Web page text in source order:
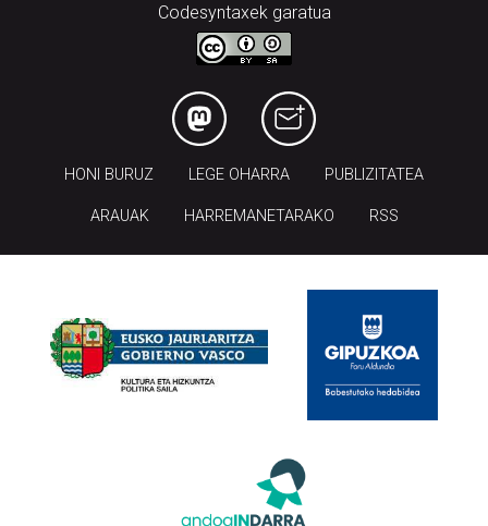
Codesyntaxek garatua
HONI BURUZ LEGE OHARRA PUBLIZITATEA
ARAUAK HARREMANETARAKO RSS